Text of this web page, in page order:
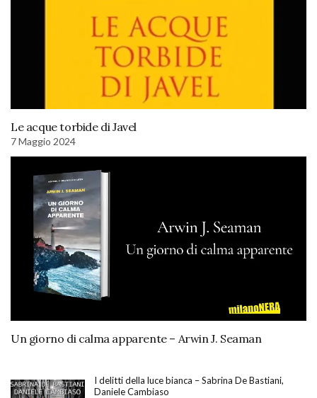
Le acque torbide di Javel
7 Maggio 2024
Un giorno di calma apparente – Arwin J. Seaman
I delitti della luce bianca – Sabrina De Bastiani,
Daniele Cambiaso